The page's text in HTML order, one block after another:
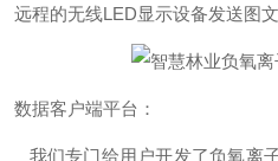
远程的无线LED显示设备发送图文
数据客户端平台：
我们专门给用户开发了负氧离